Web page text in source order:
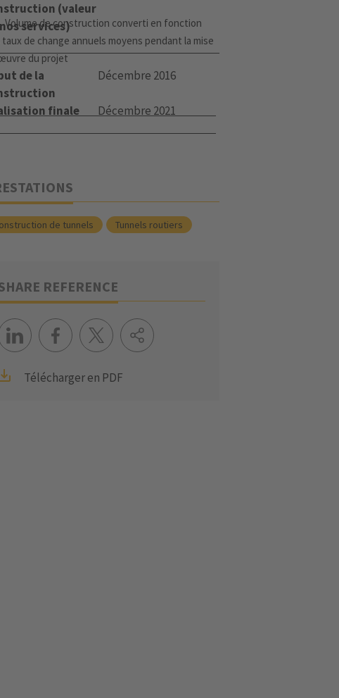
(valeur
services)
Volume de construction converti en fonction
taux de change annuels moyens pendant la mise
du projet
de la
Décembre 2016
finale Décembre 2021
de tunnels Tunnels routiers
REFERENCE
Télécharger en PDF